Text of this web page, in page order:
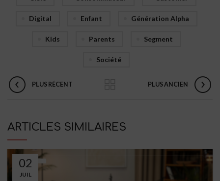
Digital Enfant Génération Alpha
Kids Parents Segment
Société
PLUS RÉCENT PLUS ANCIEN
ARTICLES SIMILAIRES
02
JUIL